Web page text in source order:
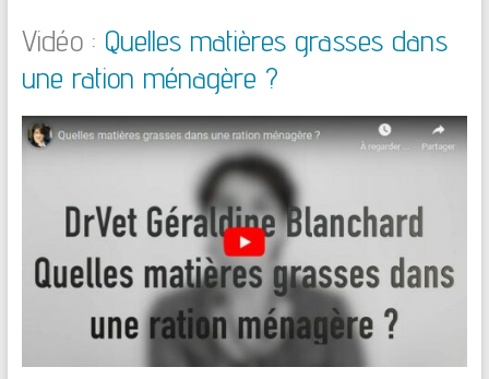
Vidéo : Quelles matières grasses dans
une ration ménagère ?